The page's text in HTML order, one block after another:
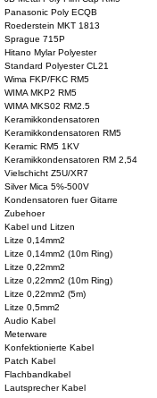
Panasonic Poly ECQB
Roederstein MKT 1813
Sprague 715P
Hitano Mylar Polyester
Standard Polyester CL21
Wima FKP/FKC RM5
WIMA MKP2 RM5
WIMA MKS02 RM2.5
Keramikkondensatoren
Keramikkondensatoren RM5
Keramic RM5 1KV
Keramikkondensatoren RM 2,54
Vielschicht Z5U/XR7
Silver Mica 5%-500V
Kondensatoren fuer Gitarre
Zubehoer
Kabel und Litzen
Litze 0,14mm2
Litze 0,14mm2 (10m Ring)
Litze 0,22mm2
Litze 0,22mm2 (10m Ring)
Litze 0,22mm2 (5m)
Litze 0,5mm2
Audio Kabel
Meterware
Konfektionierte Kabel
Patch Kabel
Flachbandkabel
Lautsprecher Kabel